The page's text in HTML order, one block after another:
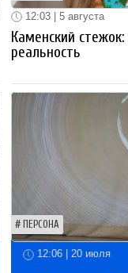
12:03 | 5 августа
Каменский
реальность
ПЕРСОНА
12:06 | 20 июля